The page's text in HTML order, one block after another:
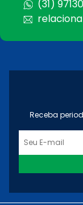
(31)
Receba